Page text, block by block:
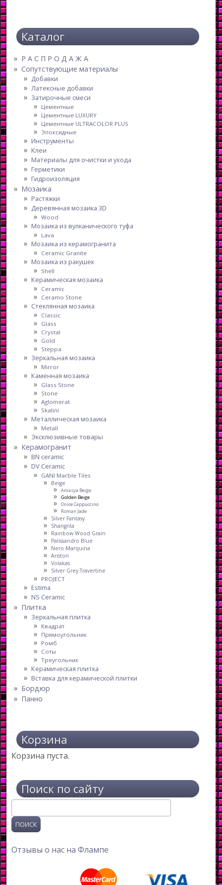
Каталог
Р А С П Р О Д А Ж А
Сопутствующие материалы
Добавки
Латексные добавки
Затирочные смеси
Цементные
Цементные LUXURY
Цементные ULTRACOLOR PLUS
Эпоксидные
Инструменты
Клеи
Материалы для очистки и ухода
Герметики
Гидроизоляция
Мозаика
Растяжки
Деревянная мозаика 3D
Wood
Мозаика из вулканического туфа
Lava
Мозаика из керамогранита
Ceramic Granite
Мозаика из ракушек
Shell
Керамическая мозаика
Ceramic
Ceramo Stone
Стеклянная мозаика
Classic
Glass
Crystal
Gold
Steppa
Зеркальная мозаика
Mirror
Каменная мозаика
Glass Stone
Stone
Aglomerat
Skalini
Металлическая мозаика
Metall
Эксклюзивные товары
Керамогранит
BN ceramic
DV Ceramic
GANI Marble Tiles
Beige
Amasya Beige
Golden Beige
Onice Cappuccino
Roman Jade
Silver Fantasy
Shangrila
Rainbow Wood Grain
Palissandro Blue
Nero Marquina
Ariston
Volakas
Silver Grey Travertine
PROJECT
Estima
NS Ceramic
Плитка
Зеркальная плитка
Квадрат
Прямоугольник
Ромб
Соты
Треугольник
Керамическая плитка
Вставка для керамической плитки
Бордюр
Панно
Корзина
Корзина пуста.
Поиск по сайту
Отзывы о нас на Флампе